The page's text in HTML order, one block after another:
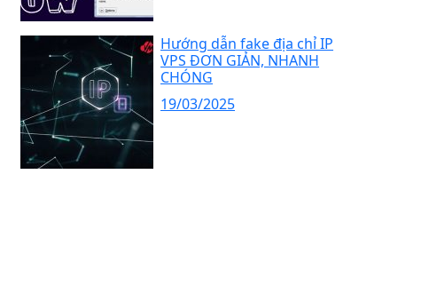
Hướng dẫn fake địa chỉ IP
VPS ĐƠN GIẢN, NHANH
CHÓNG
19/03/2025